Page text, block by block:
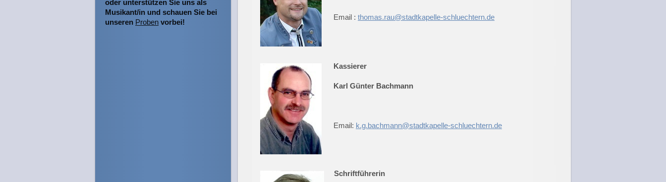
Email : thomas.rau@stadtkapelle-schluechtern.de
Kassierer
Karl Günter Bachmann
Email: k.g.bachmann@stadtkapelle-schluechtern.de
Schriftführerin
oder unterstützen Sie uns als
Musikant/in und schauen Sie bei
unseren Proben vorbei!